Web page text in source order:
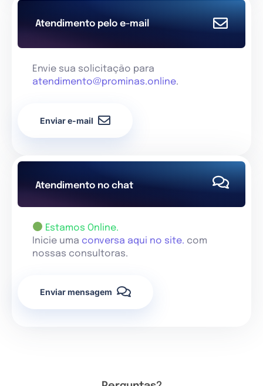
Atendimento pelo e-mail
Envie sua solicitação para
atendimento@prominas.online.
Enviar e-mail
Atendimento no chat
Estamos Online.
Inicie uma conversa aqui no site. com
nossas consultoras.
Enviar mensagem